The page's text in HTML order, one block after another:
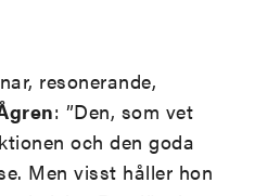
resonerande,
: ”Den, som vet
och den goda
Men visst håller hon